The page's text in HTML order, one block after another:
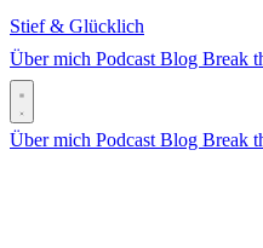
Stief & Glücklich
Über mich Podcast Blog Break
Über mich Podcast Blog Break